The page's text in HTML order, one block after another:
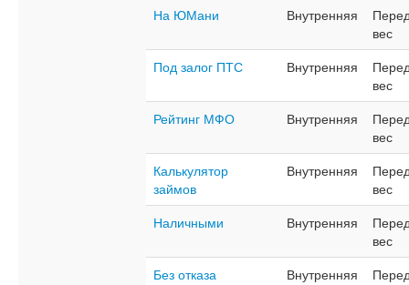
На ЮМани Внутренняя
вес
Под залог ПТС
Внутренняя
вес
Рейтинг МФО
Внутренняя
вес
Калькулятор
займов
Внутренняя
вес
Наличными
Внутренняя
вес
Без отказа
Внутренняя